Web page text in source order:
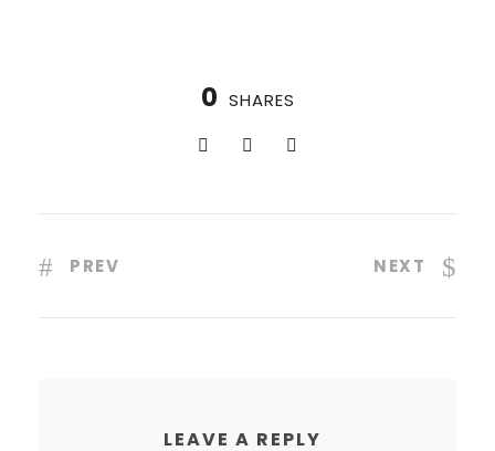
0 SHARES
PREV NEXT
LEAVE A REPLY